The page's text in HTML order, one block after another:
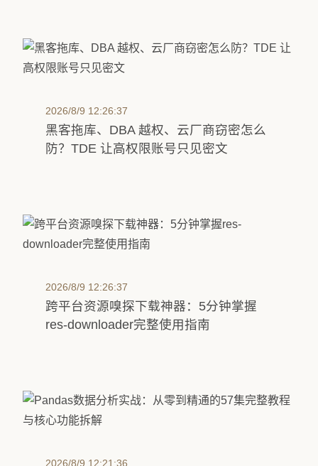
2026/8/9 12:26:37
黑客拖库、DBA 越权、云厂商窃密怎么
防？TDE 让高权限账号只见密文
2026/8/9 12:26:37
跨平台资源嗅探下载神器：5分钟掌握
res-downloader完整使用指南
2026/8/9 12:21:36